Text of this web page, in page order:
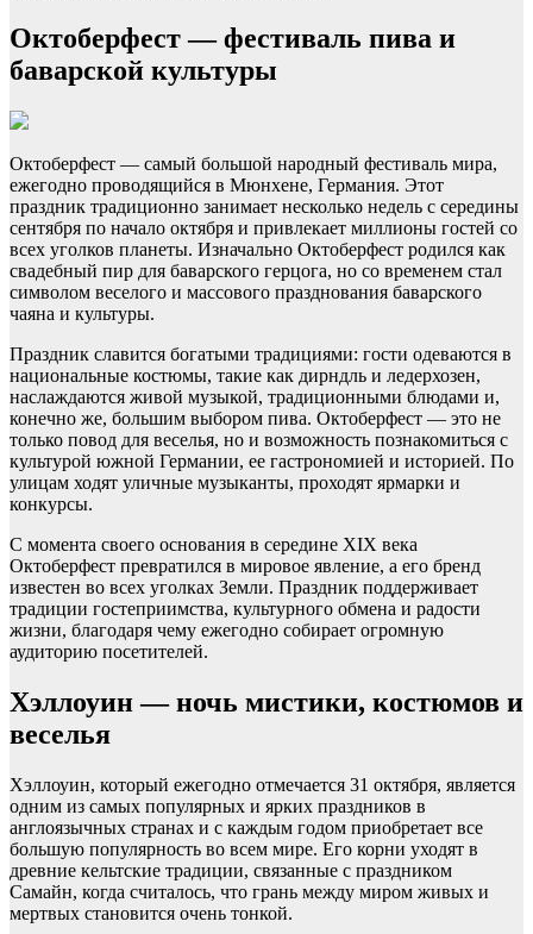
Октоберфест — фестиваль пива и
баварской культуры
Октоберфест — самый большой народный фестиваль мира,
ежегодно проводящийся в Мюнхене, Германия. Этот
праздник традиционно занимает несколько недель с середины
сентября по начало октября и привлекает миллионы гостей со
всех уголков планеты. Изначально Октоберфест родился как
свадебный пир для баварского герцога, но со временем стал
символом веселого и массового празднования баварского
чаяна и культуры.
Праздник славится богатыми традициями: гости одеваются в
национальные костюмы, такие как дирндль и ледерхозен,
наслаждаются живой музыкой, традиционными блюдами и,
конечно же, большим выбором пива. Октоберфест — это не
только повод для веселья, но и возможность познакомиться с
культурой южной Германии, ее гастрономией и историей. По
улицам ходят уличные музыканты, проходят ярмарки и
конкурсы.
С момента своего основания в середине XIX века
Октоберфест превратился в мировое явление, а его бренд
известен во всех уголках Земли. Праздник поддерживает
традиции гостеприимства, культурного обмена и радости
жизни, благодаря чему ежегодно собирает огромную
аудиторию посетителей.
Хэллоуин — ночь мистики, костюмов и
веселья
Хэллоуин, который ежегодно отмечается 31 октября, является
одним из самых популярных и ярких праздников в
англоязычных странах и с каждым годом приобретает все
большую популярность во всем мире. Его корни уходят в
древние кельтские традиции, связанные с праздником
Самайн, когда считалось, что грань между миром живых и
мертвых становится очень тонкой.